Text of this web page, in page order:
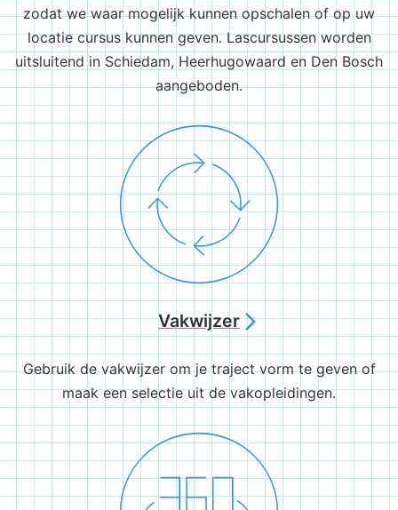
zodat we waar mogelijk kunnen opschalen of op uw
locatie cursus kunnen geven. Lascursussen worden
uitsluitend in Schiedam, Heerhugowaard en Den Bosch
aangeboden.
Vakwijzerarrow_forward_ios
Gebruik de vakwijzer om je traject vorm te geven of
maak een selectie uit de vakopleidingen.